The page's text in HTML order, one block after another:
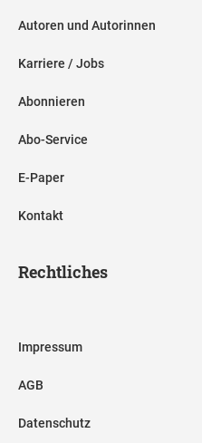
Autoren und Autorinnen
Karriere / Jobs
Abonnieren
Abo-Service
E-Paper
Kontakt
Rechtliches
Impressum
AGB
Datenschutz